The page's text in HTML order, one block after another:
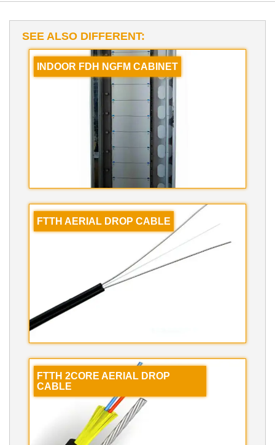
SEE ALSO DIFFERENT:
INDOOR FDH NGFM CABINET
FTTH AERIAL DROP CABLE
FTTH 2CORE AERIAL DROP
CABLE